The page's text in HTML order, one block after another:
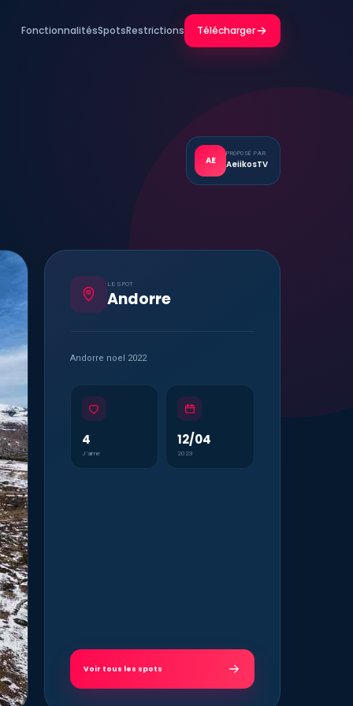
FonctionnalitésSpotsRestrictions Télécharger
AE
PROPOSÉ PAR
AeiikosTV
LE SPOT
Andorre
Andorre noel 2022
4
J’aime
12/04
2023
Voir tous les spots